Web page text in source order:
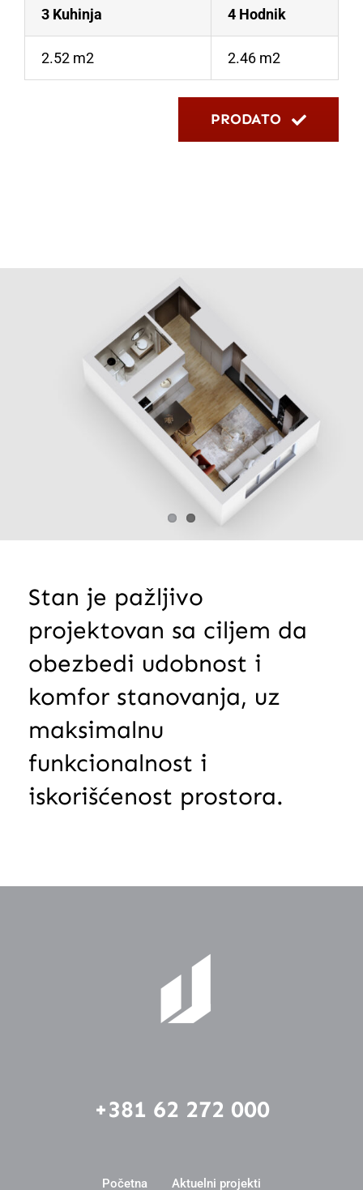
3 Kuhinja 4 Hodnik
2.52 m2 2.46 m2
PRODATO
Stan je pažljivo
projektovan sa ciljem da
obezbedi udobnost i
komfor stanovanja, uz
maksimalnu
funkcionalnost i
iskorišćenost prostora.
+381 62 272 000
Početna Aktuelni projekti